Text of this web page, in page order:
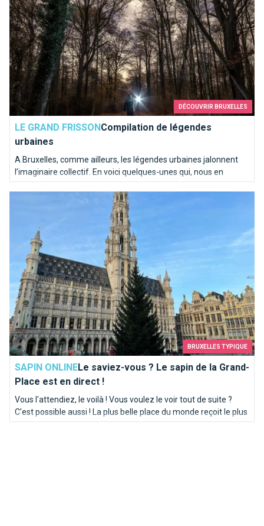
DÉCOUVRIR BRUXELLES
LE GRAND FRISSON Compilation de légendes
urbaines
A Bruxelles, comme ailleurs, les légendes urbaines jalonnent
l’imaginaire collectif. En voici quelques-unes qui, nous en
sommes sûrs, devraient vous évoquer l’un ou l’autre souvenir…
BRUXELLES TYPIQUE
SAPIN ONLINELe saviez-vous ? Le sapin de la Grand-
Place est en direct !
Vous l'attendiez, le voilà ! Vous voulez le voir tout de suite ?
C'est possible aussi ! La plus belle place du monde reçoit le plus
beau sapin de Belgique pour un moment privilégié jusqu'au 20
Le saviez-vous ? Le sapin de la Grand-Place est en direct !